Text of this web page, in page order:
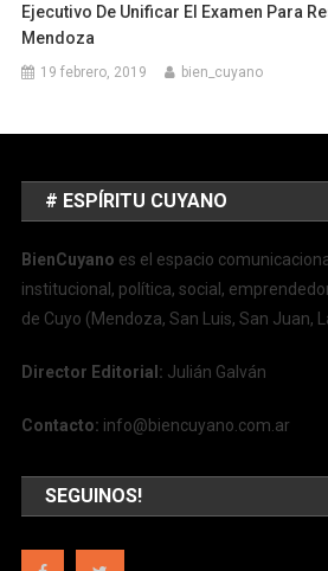
Ejecutivo De Unificar El Examen Para
Mendoza
19 febrero, 2019 bien_cuyano
# ESPÍRITU CUYANO
BienCuyano es el espacio
institucional, política, social,
de Cuyo (Mendoza, San Luis, San Juan,
Director Editorial: Julián Galván
Contacto: info@biencuyano.com.ar
SEGUINOS!